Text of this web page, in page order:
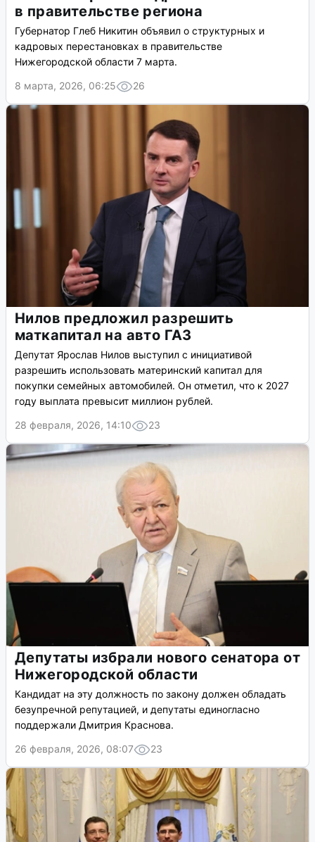
в правительстве региона
Губернатор Глеб Никитин объявил о структурных и
кадровых перестановках в правительстве
Нижегородской области 7 марта.
8 марта, 2026, 06:25
26
Нилов предложил разрешить
маткапитал на авто ГАЗ
Депутат Ярослав Нилов выступил с инициативой
разрешить использовать материнский капитал для
покупки семейных автомобилей. Он отметил, что к 2027
году выплата превысит миллион рублей.
28 февраля, 2026, 14:10
23
Депутаты избрали нового сенатора от
Нижегородской области
Кандидат на эту должность по закону должен обладать
безупречной репутацией, и депутаты единогласно
поддержали Дмитрия Краснова.
26 февраля, 2026, 08:07
23